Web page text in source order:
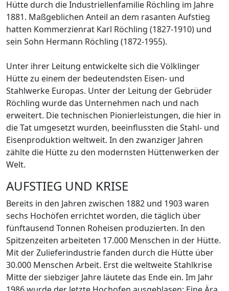
Hütte durch die Industriellenfamilie Röchling im Jahre
1881. Maßgeblichen Anteil an dem rasanten Aufstieg
hatten Kommerzienrat Karl Röchling (1827-1910) und
sein Sohn Hermann Röchling (1872-1955).
Unter ihrer Leitung entwickelte sich die Völklinger
Hütte zu einem der bedeutendsten Eisen- und
Stahlwerke Europas. Unter der Leitung der Gebrüder
Röchling wurde das Unternehmen nach und nach
erweitert. Die technischen Pionierleistungen, die hier in
die Tat umgesetzt wurden, beeinflussten die Stahl- und
Eisenproduktion weltweit. In den zwanziger Jahren
zählte die Hütte zu den modernsten Hüttenwerken der
Welt.
AUFSTIEG UND KRISE
Bereits in den Jahren zwischen 1882 und 1903 waren
sechs Hochöfen errichtet worden, die täglich über
fünftausend Tonnen Roheisen produzierten. In den
Spitzenzeiten arbeiteten 17.000 Menschen in der Hütte.
Mit der Zulieferindustrie fanden durch die Hütte über
30.000 Menschen Arbeit. Erst die weltweite Stahlkrise
Mitte der siebziger Jahre läutete das Ende ein. Im Jahr